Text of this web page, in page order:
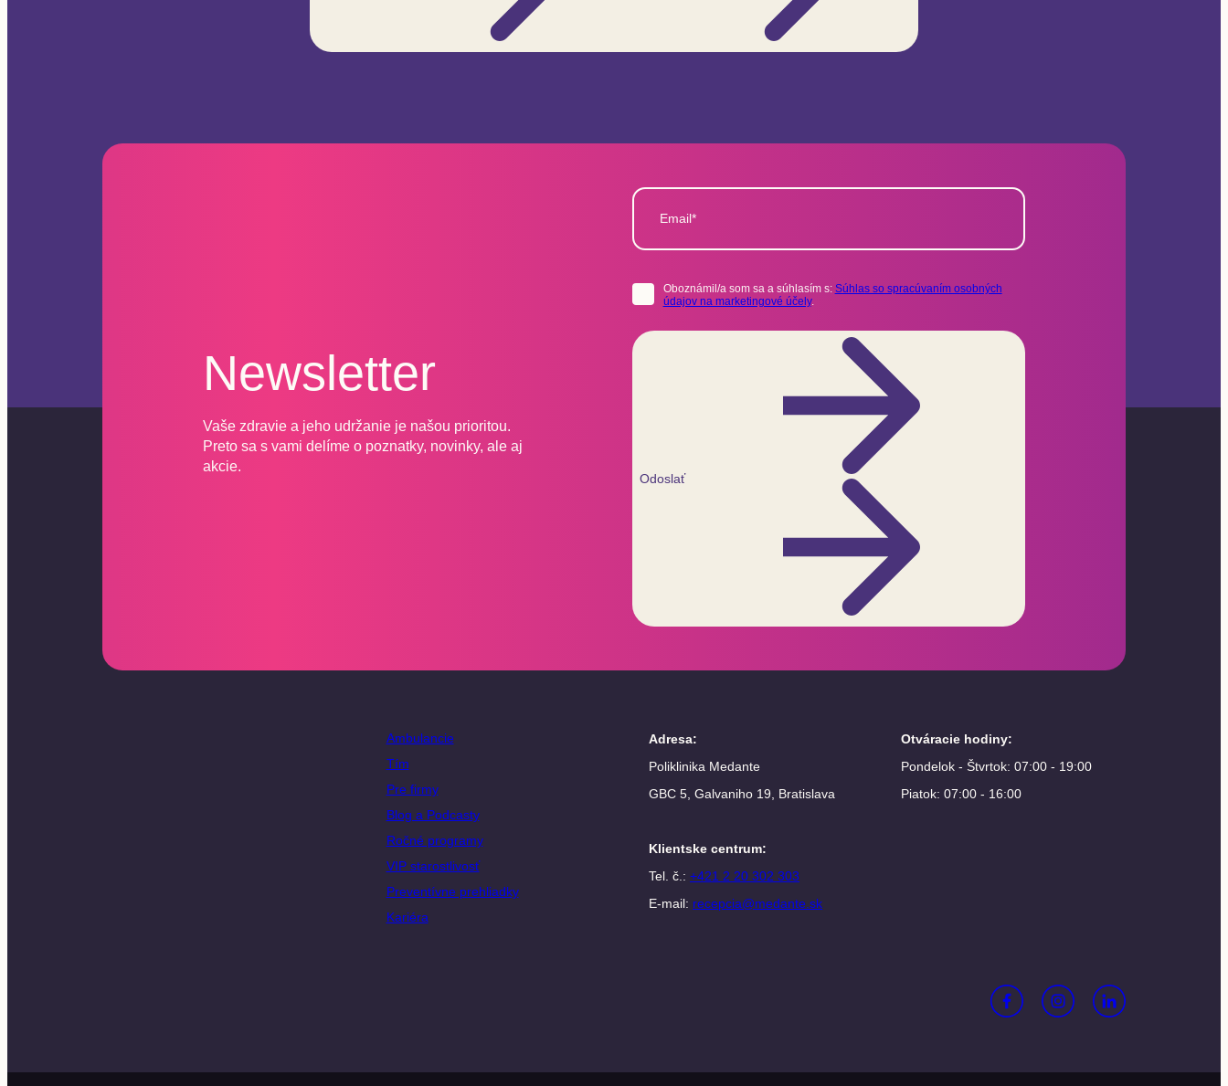
Newsletter
Vaše zdravie a jeho udržanie je našou prioritou.
Preto sa s vami delíme o poznatky, novinky, ale aj
akcie.
Email*
Oboznámil/a som sa a súhlasím s: Súhlas so spracúvaním osobných
údajov na marketingové účely.
Odoslať
Ambulancie
Tím
Pre firmy
Blog a Podcasty
Ročné programy
VIP starostlivosť
Preventívne prehliadky
Kariéra
Adresa:
Poliklinika Medante
GBC 5, Galvaniho 19, Bratislava
Otváracie hodiny:
Pondelok - Štvrtok: 07:00 - 19:00
Piatok: 07:00 - 16:00
Klientske centrum:
Tel. č.: +421 2 20 302 303
E-mail: recepcia@medante.sk